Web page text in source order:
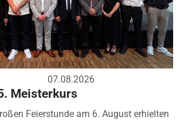
07.08.2026
Meisterkurs
Feierstunde am 6. August erhielten